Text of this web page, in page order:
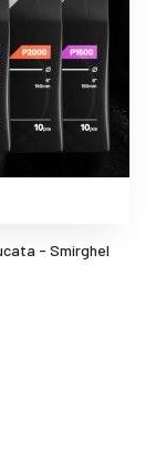
- Smirghel